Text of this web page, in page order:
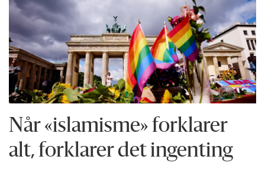
Når «islamisme» forklarer
alt, forklarer det ingenting